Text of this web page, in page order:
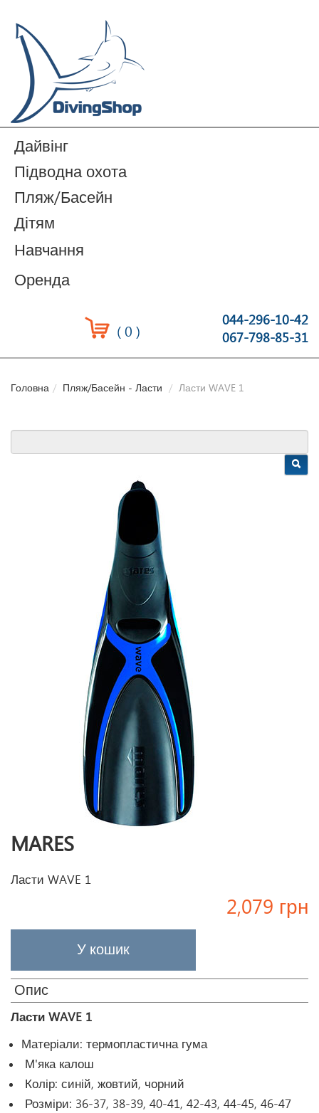
Дайвінг
Підводна охота
Пляж/Басейн
Дітям
Навчання
Оренда
(0 )
044-296-10-42
067-798-85-31
Головна Пляж/Басейн - Ласти Ласти WAVE 1
MARES
Ласти WAVE 1
2,079 грн
Опис
Ласти WAVE 1
Матеріали: термопластична гума
М'яка калош
Колір: синій, жовтий, чорний
Розміри: 36-37, 38-39, 40-41, 42-43, 44-45, 46-47